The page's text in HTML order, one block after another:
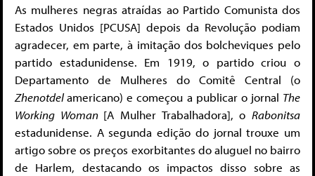
As mulheres negras atraídas ao Partido Comunista dos
Estados Unidos [PCUSA] depois da Revolução podiam
agradecer, em parte, à imitação dos bolcheviques pelo
partido estadunidense. Em 1919, o partido criou o
Departamento de Mulheres do Comitê Central (o
Zhenotdelamericano) e começou a publicar o jornal The
Working Woman [A Mulher Trabalhadora], oRabonitsa
estadunidense. A segunda edição do jornal trouxe um
artigo sobre os preços exorbitantes do aluguel no bairro
de Harlem, destacando os impactos disso sobre as